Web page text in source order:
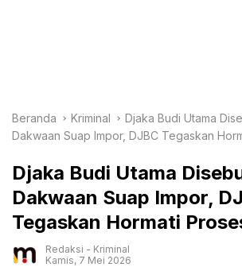
Beranda Kriminal
Djaka Budi Utama
Dakwaan Suap Impor, DJBC Tegaskan
Djaka Budi Utama
Dakwaan Suap Impor,
Tegaskan Hormati
Redaksi - Kriminal
Kamis, 7 Mei 2026